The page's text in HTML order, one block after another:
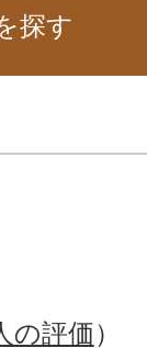
探す
の評価）